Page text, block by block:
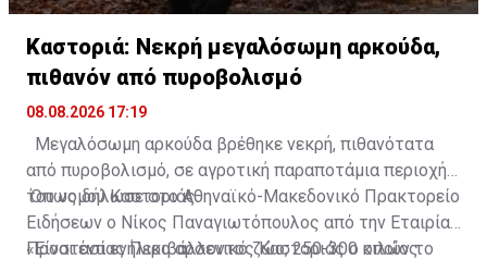
Καστοριά: Νεκρή μεγαλόσωμη αρκούδα,
πιθανόν από πυροβολισμό
08.08.2026 17:19
Μεγαλόσωμη αρκούδα βρέθηκε νεκρή, πιθανότατα
από πυροβολισμό, σε αγροτική παραποτάμια περιοχή
του νομού Καστοριάς.
Όπως δήλωσε στο Αθηναϊκό-Μακεδονικό Πρακτορείο
Ειδήσεων ο Νίκος Παναγιωτόπουλος από την Εταιρία
Προστασίας Περιβάλλοντος Καστοριάς ο οποίος
«Είναι ένα ενήλικο αρσενικό ζώο, 250-300 κιλών το